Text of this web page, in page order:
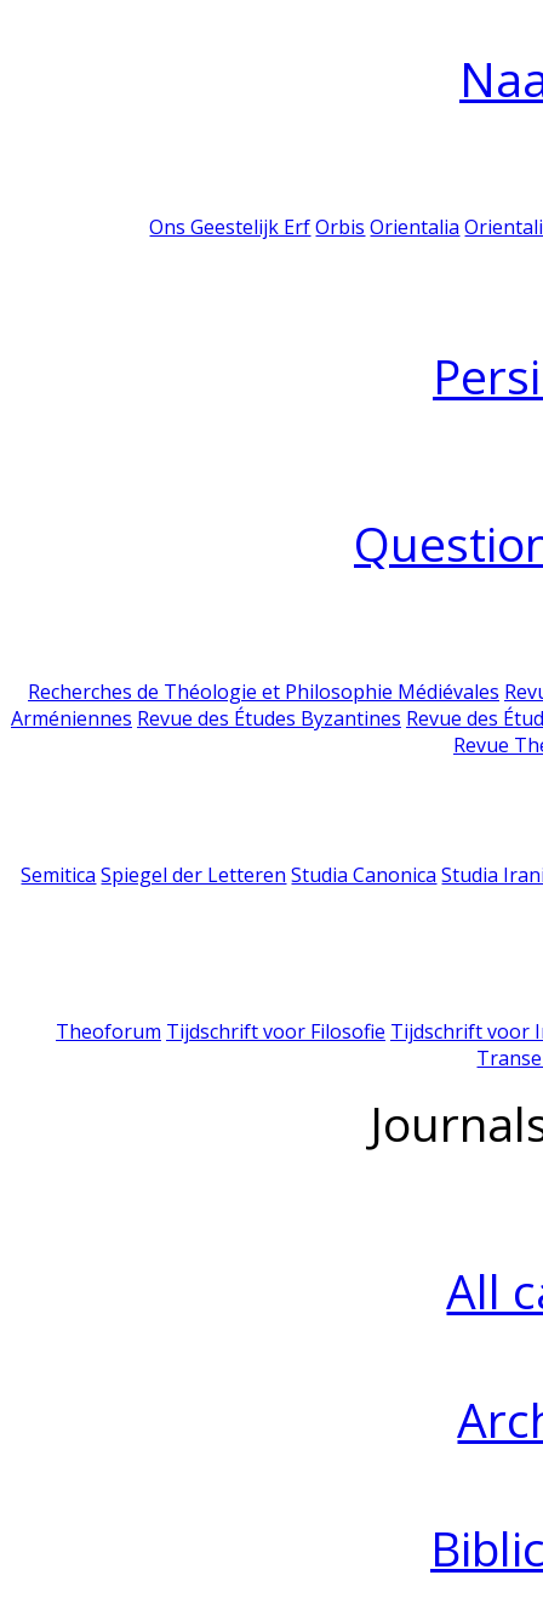
Ons Geestelijk Erf Orbis Orientalia
Recherches de Théologie et Philosophie Médiévales
Arméniennes Revue des Études Byzantines Revue des
Revue
Semitica Spiegel der Letteren Studia Canonica Studia
Theoforum Tijdschrift voor Filosofie Tijdschrift voor
All